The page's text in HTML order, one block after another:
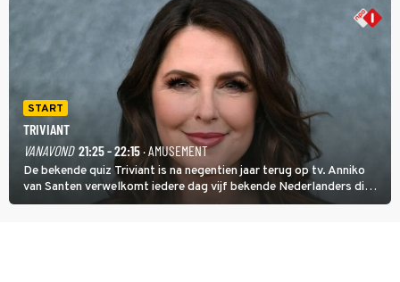
START
TRIVIANT
VANAVOND 21:25 - 22:15· AMUSEMENT
De bekende quiz Triviant is na negentien jaar terug op tv. Anniko
van Santen verwelkomt iedere dag vijf bekende Nederlanders die
vragen beantwoorden in verschillende categorieën. De beste